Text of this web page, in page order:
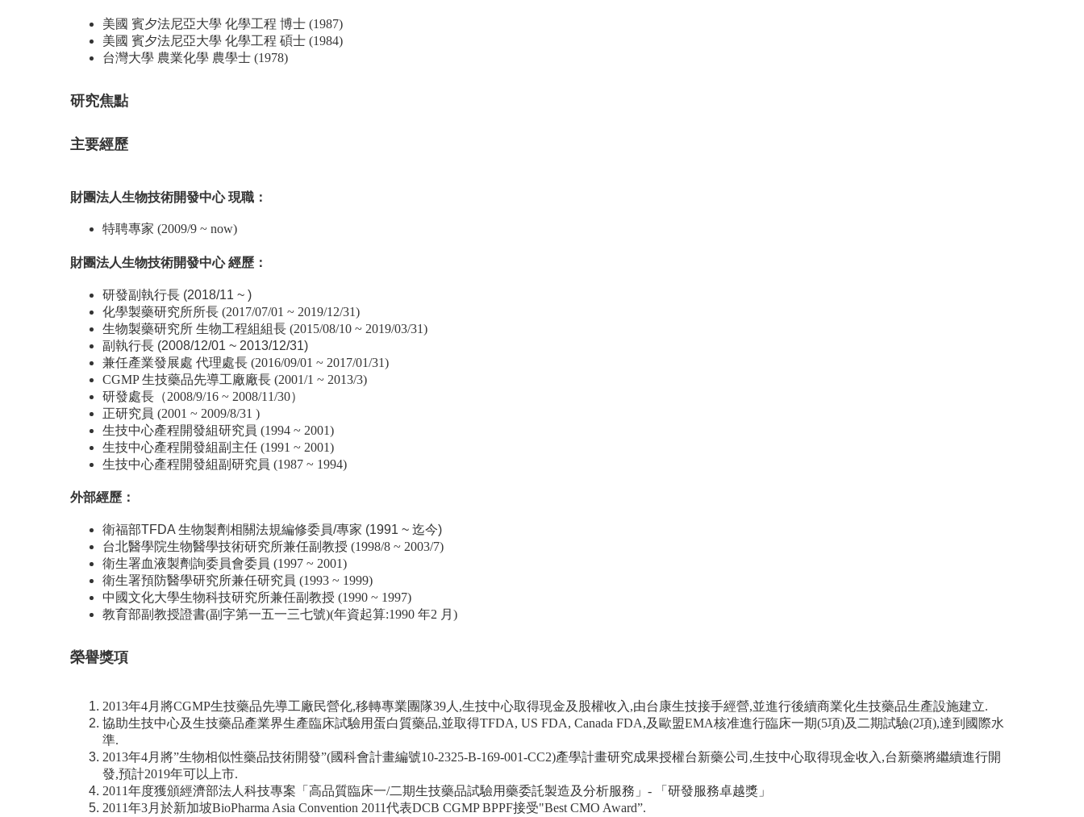
美國 賓夕法尼亞大學 化學工程 博士 (1987)
美國 賓夕法尼亞大學 化學工程 碩士 (1984)
台灣大學 農業化學 農學士 (1978)
研究焦點
主要經歷
財團法人生物技術開發中心 現職：
特聘專家 (2009/9 ~ now)
財團法人生物技術開發中心 經歷：
研發副執行長 (2018/11 ~ )
化學製藥研究所所長 (2017/07/01 ~ 2019/12/31)
生物製藥研究所 生物工程組組長 (2015/08/10 ~ 2019/03/31)
副執行長 (2008/12/01 ~ 2013/12/31)
兼任產業發展處 代理處長 (2016/09/01 ~ 2017/01/31)
CGMP 生技藥品先導工廠廠長 (2001/1 ~ 2013/3)
研發處長（2008/9/16 ~ 2008/11/30）
正研究員 (2001 ~ 2009/8/31 )
生技中心產程開發組研究員 (1994 ~ 2001)
生技中心產程開發組副主任 (1991 ~ 2001)
生技中心產程開發組副研究員 (1987 ~ 1994)
外部經歷：
衛福部TFDA 生物製劑相關法規編修委員/專家 (1991 ~ 迄今)
台北醫學院生物醫學技術研究所兼任副教授 (1998/8 ~ 2003/7)
衛生署血液製劑詢委員會委員 (1997 ~ 2001)
衛生署預防醫學研究所兼任研究員 (1993 ~ 1999)
中國文化大學生物科技研究所兼任副教授 (1990 ~ 1997)
教育部副教授證書(副字第一五一三七號)(年資起算:1990 年2 月)
榮譽獎項
2013年4月將CGMP生技藥品先導工廠民營化,移轉專業團隊39人,生技中心取得現金及股權收入,由台康生技接手經營,並進行後續商業化生技藥品生產設施建立.
協助生技中心及生技藥品產業界生產臨床試驗用蛋白質藥品,並取得TFDA, US FDA, Canada FDA,及歐盟EMA核准進行臨床一期(5項)及二期試驗(2項),達到國際水
準.
2013年4月將”生物相似性藥品技術開發”(國科會計畫編號10-2325-B-169-001-CC2)產學計畫研究成果授權台新藥公司,生技中心取得現金收入,台新藥將繼續進行開
發,預計2019年可以上市.
2011年度獲頒經濟部法人科技專案「高品質臨床一/二期生技藥品試驗用藥委託製造及分析服務」- 「研發服務卓越獎」
2011年3月於新加坡BioPharma Asia Convention 2011代表DCB CGMP BPPF接受"Best CMO Award”.